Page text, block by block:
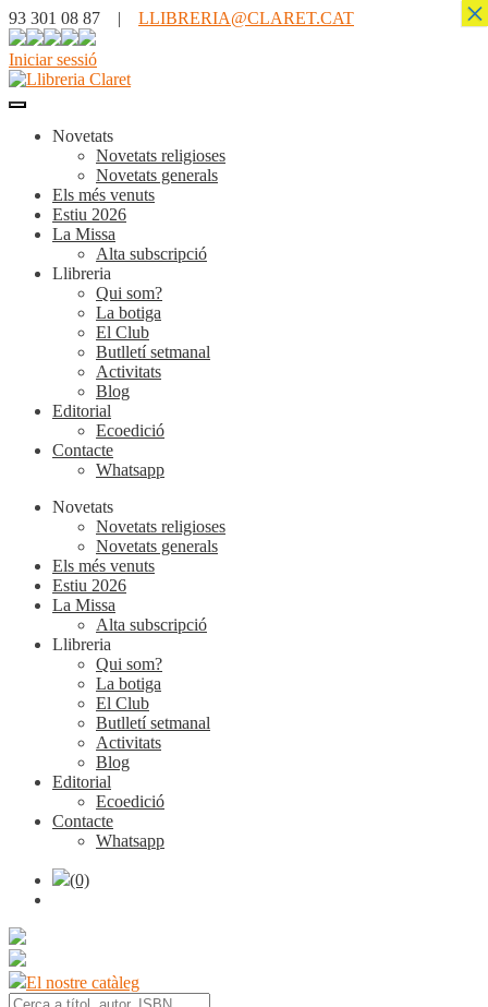
93 301 08 87 | LLIBRERIA@CLARET.CAT
Iniciar sessió
Novetats
Novetats religioses
Novetats generals
Els més venuts
Estiu 2026
La Missa
Alta subscripció
Llibreria
Qui som?
La botiga
El Club
Butlletí setmanal
Activitats
Blog
Editorial
Ecoedició
Contacte
Whatsapp
Novetats
Novetats religioses
Novetats generals
Els més venuts
Estiu 2026
La Missa
Alta subscripció
Llibreria
Qui som?
La botiga
El Club
Butlletí setmanal
Activitats
Blog
Editorial
Ecoedició
Contacte
Whatsapp
(0)
El nostre catàleg
×